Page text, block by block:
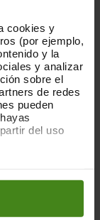
cookies y
(por ejemplo,
y la
y analizar
sobre el
de redes
pueden
del uso
de Cookieso
Felipe
sobre
) y la
de
y las
un
español
las